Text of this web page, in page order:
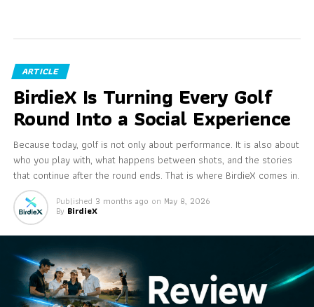
ARTICLE
BirdieX Is Turning Every Golf
Round Into a Social Experience
Because today, golf is not only about performance. It is also about
who you play with, what happens between shots, and the stories
that continue after the round ends. That is where BirdieX comes in.
Published 3 months ago on May 8, 2026
By BirdieX